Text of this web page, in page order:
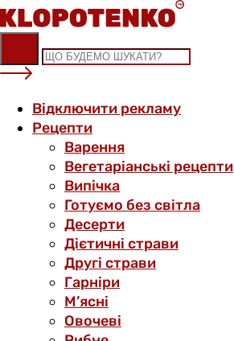
Skip
to
content
Відключити рекламу
Рецепти
Варення
Вегетаріанські рецепти
Випічка
Готуємо без світла
Десерти
Дієтичні страви
Другі страви
Гарніри
М’ясні
Овочеві